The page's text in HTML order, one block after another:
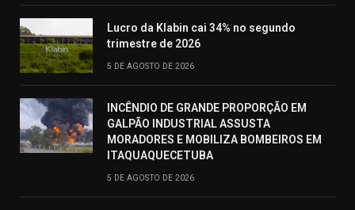
Lucro da Klabin cai 34% no segundo
trimestre de 2026
5 DE AGOSTO DE 2026
INCÊNDIO DE GRANDE PROPORÇÃO EM
GALPÃO INDUSTRIAL ASSUSTA
MORADORES E MOBILIZA BOMBEIROS EM
ITAQUAQUECETUBA
5 DE AGOSTO DE 2026